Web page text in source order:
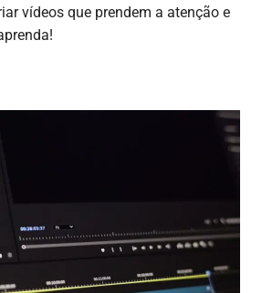
vídeos que prendem a atenção e